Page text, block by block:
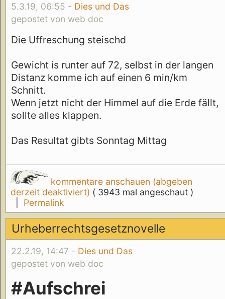
5.3.19, 06:55 - Dies und Das
gepostet von web doc
Die Uffreschung steischd
Gewicht is runter auf 72, selbst in der langen
Distanz komme ich auf einen 6 min/km
Schnitt.
Wenn jetzt nicht der Himmel auf die Erde fällt,
sollte alles klappen.
Das Resultat gibts Sonntag Mittag
kommentare anschauen (abgeben
derzeit deaktiviert) ( 3943 mal angeschaut )
Permalink
Urheberrechtsgesetznovelle
22.2.19, 14:47 - Dies und Das
gepostet von web doc
#Aufschrei